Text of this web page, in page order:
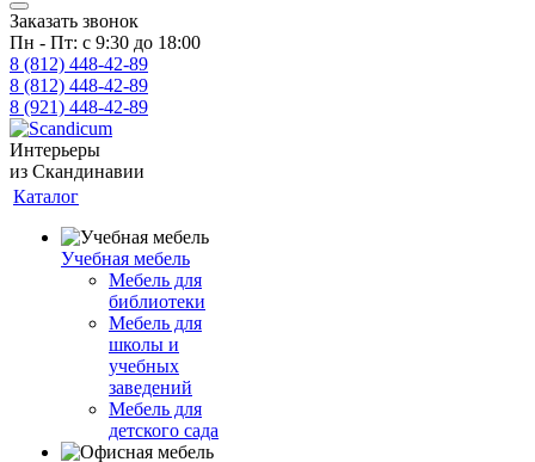
Заказать звонок
Пн - Пт: с 9:30 до 18:00
8 (812) 448-42-89
8 (812) 448-42-89
8 (921) 448-42-89
Интерьеры
из Скандинавии
Каталог
Учебная мебель
Мебель для
библиотеки
Мебель для
школы и
учебных
заведений
Мебель для
детского сада